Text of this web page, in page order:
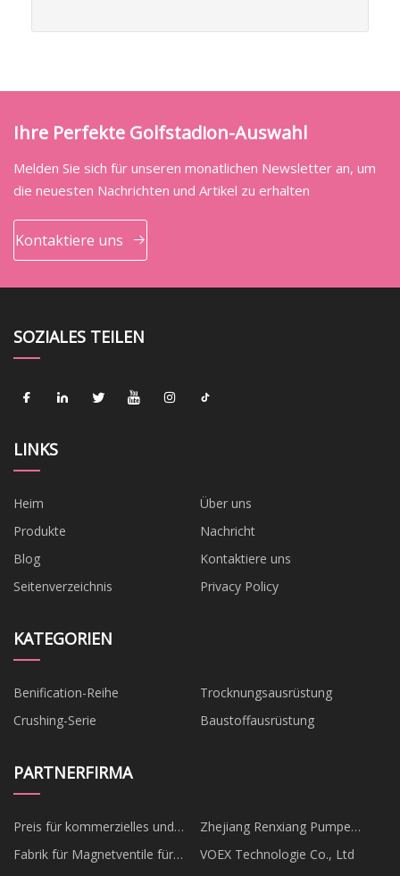
Ihre Perfekte Golfstadion-Auswahl
Melden Sie sich für unseren monatlichen Newsletter an, um
die neuesten Nachrichten und Artikel zu erhalten
Kontaktiere uns
SOZIALES TEILEN
LINKS
Heim
Über uns
Produkte
Nachricht
Blog
Kontaktiere uns
Seitenverzeichnis
Privacy Policy
KATEGORIEN
Benification-Reihe
Trocknungsausrüstung
Crushing-Serie
Baustoffausrüstung
PARTNERFIRMA
Preis für kommerzielles und
industrielles
Energiespeichersystem (Bess)
Zhejiang Renxiang Pumpe
Branche Co., Ltd.
Fabrik für Magnetventile für
VOEX Technologie Co., Ltd